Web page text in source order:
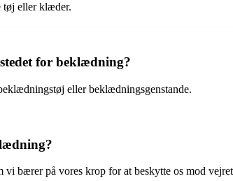
eller klæder.
for beklædning?
eller beklædningsgenstande.
bærer på vores krop for at beskytte os mod